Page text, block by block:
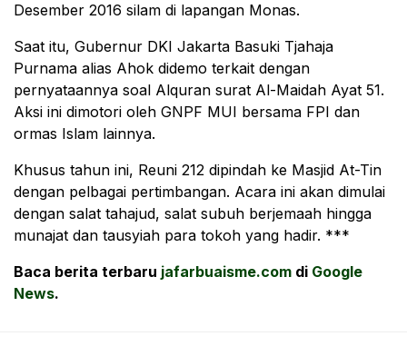
Desember 2016 silam di lapangan Monas.
Saat itu, Gubernur DKI Jakarta Basuki Tjahaja
Purnama alias Ahok didemo terkait dengan
pernyataannya soal Alquran surat Al-Maidah Ayat 51.
Aksi ini dimotori oleh GNPF MUI bersama FPI dan
ormas Islam lainnya.
Khusus tahun ini, Reuni 212 dipindah ke Masjid At-Tin
dengan pelbagai pertimbangan. Acara ini akan dimulai
dengan salat tahajud, salat subuh berjemaah hingga
munajat dan tausyiah para tokoh yang hadir. ***
Baca berita terbaru jafarbuaisme.com di Google
News.